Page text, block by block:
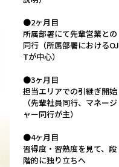
●2ヶ月目
所属部署にて先輩営業との
同行（所属部署におけるOJ
Tが中心）
●3ヶ月目
担当エリアでの引継ぎ開始
（先輩社員同行、マネージ
ャー同行が主）
●4ヶ月目
習得度・習熟度を見て、段
階的に独り立ちへ